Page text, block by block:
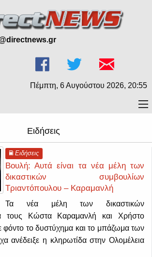
Πέμπτη, 6 Αυγούστου 2026, 20:55
Ειδήσεις
Ειδήσεις
Βουλή: Αυτά είναι τα νέα μέλη των
δικαστικών συμβουλίων
Τριαντόπουλου – Καραμανλή
Τα νέα μέλη των δικαστικών
τους Κώστα Καραμανλή και Χρήστο
φόντο το δυστύχημα και το μπάζωμα των
ανέδειξε η κληρωτίδα στην Ολομέλεια